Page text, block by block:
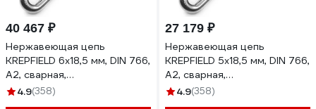
40 467 ₽
Нержавеющая цепь
KREPFIELD 6x18,5 мм, DIN 766,
А2, сварная,
короткозвенная, 20 м
4.9(358)
27 179 ₽
Нержавеющая цепь
KREPFIELD 5x18,5 мм, DIN 766,
А2, сварная,
короткозвенная, 20 м
4.9(358)